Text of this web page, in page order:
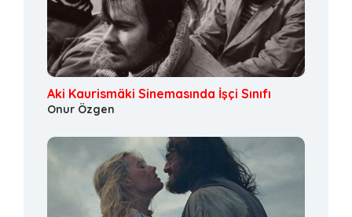
Aki Kaurismäki Sinemasında İşçi Sınıfı
Onur Özgen